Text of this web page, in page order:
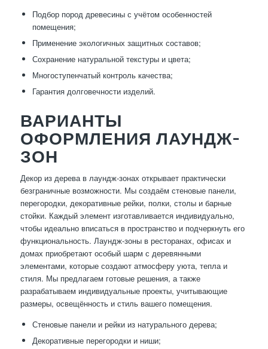
Подбор пород древесины с учётом особенностей
помещения;
Применение экологичных защитных составов;
Сохранение натуральной текстуры и цвета;
Многоступенчатый контроль качества;
Гарантия долговечности изделий.
ВАРИАНТЫ
ОФОРМЛЕНИЯ ЛАУНДЖ-
ЗОН
Декор из дерева в лаундж-зонах открывает практически
безграничные возможности. Мы создаём стеновые панели,
перегородки, декоративные рейки, полки, столы и барные
стойки. Каждый элемент изготавливается индивидуально,
чтобы идеально вписаться в пространство и подчеркнуть его
функциональность. Лаундж-зоны в ресторанах, офисах и
домах приобретают особый шарм с деревянными
элементами, которые создают атмосферу уюта, тепла и
стиля. Мы предлагаем готовые решения, а также
разрабатываем индивидуальные проекты, учитывающие
размеры, освещённость и стиль вашего помещения.
Стеновые панели и рейки из натурального дерева;
Декоративные перегородки и ниши;